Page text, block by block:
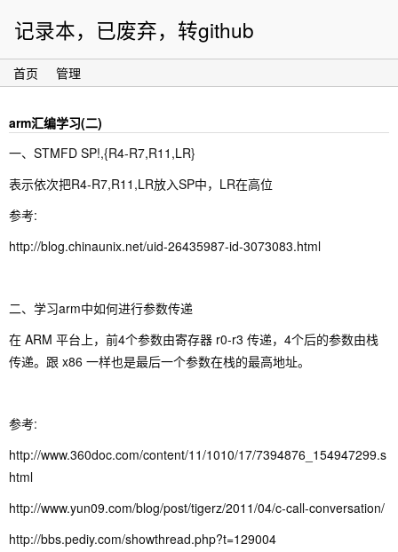
记录本，已废弃，转github
首页 管理
arm汇编学习(二)
一、 STMFD SP!,{R4-R7,R11,LR}
表示依次把R4-R7,R11,LR放入SP中，LR在高位
参考:
http://blog.chinaunix.net/uid-26435987-id-3073083.html
二、学习arm中如何进行参数传递
在 ARM 平台上，前4个参数由寄存器 r0-r3 传递，4个后的参数由栈
传递。跟 x86 一样也是最后一个参数在栈的最高地址。
参考:
http://www.360doc.com/content/11/1010/17/7394876_154947299.s
html
http://www.yun09.com/blog/post/tigerz/2011/04/c-call-conversation/
http://bbs.pediy.com/showthread.php?t=129004